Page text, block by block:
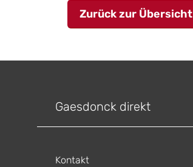
Zurück zur Übersicht
Gaesdonck direkt
Kontakt